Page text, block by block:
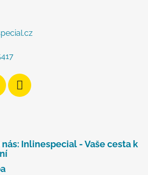
Inlinespecial - Vaše cesta k